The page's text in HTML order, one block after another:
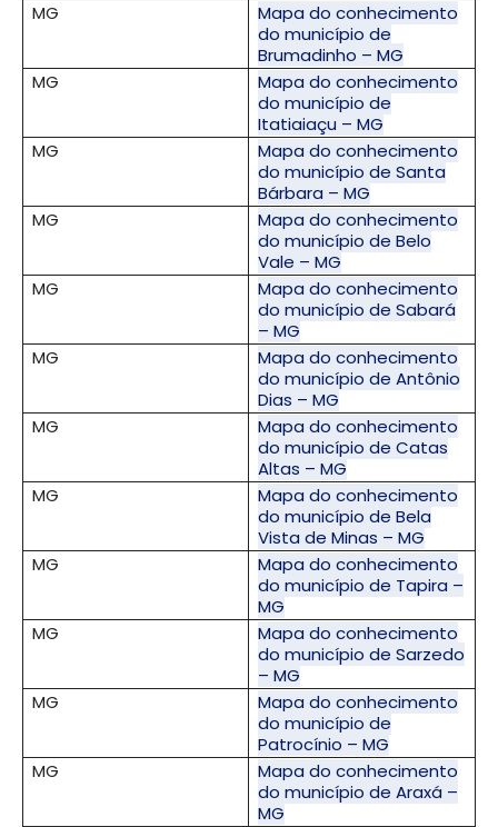
MG
Mapa do conhecimento
do município de
Brumadinho – MG
MG
Mapa do conhecimento
do município de
Itatiaiaçu – MG
MG
Mapa do conhecimento
do município de Santa
Bárbara – MG
MG
Mapa do conhecimento
do município de Belo
Vale – MG
MG
Mapa do conhecimento
do município de Sabará
– MG
MG
Mapa do conhecimento
do município de Antônio
Dias – MG
MG
Mapa do conhecimento
do município de Catas
Altas – MG
MG
Mapa do conhecimento
do município de Bela
Vista de Minas – MG
MG
Mapa do conhecimento
do município de Tapira –
MG
MG
Mapa do conhecimento
do município de Sarzedo
– MG
MG
Mapa do conhecimento
do município de
Patrocínio – MG
MG
Mapa do conhecimento
do município de Araxá –
MG